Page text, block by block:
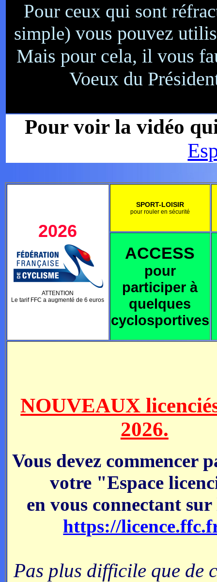
Pour ceux qui sont
simple)vous pouvez
Mais pour cela, il vous
Voeux du
Pour voir la vidéo
2026
ATTENTION
Le tarif FFC a augmenté de 6 euros
SPORT-LOISIR
pour rouler en sécurité
ACCESS
pour
participer à
quelques
cyclosportives
NOUVEAUX
2026.
Vous devez commencer
votre "Espace
en vous connectant sur
https://
Pas plus difficile que de